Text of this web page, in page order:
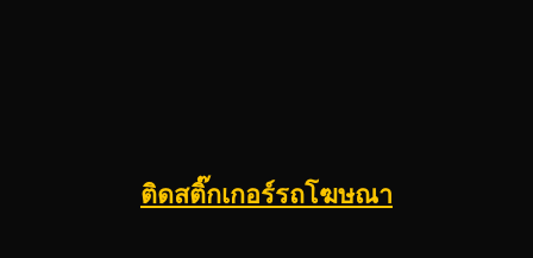
ติดสติ๊กเกอร์รถโฆษณา